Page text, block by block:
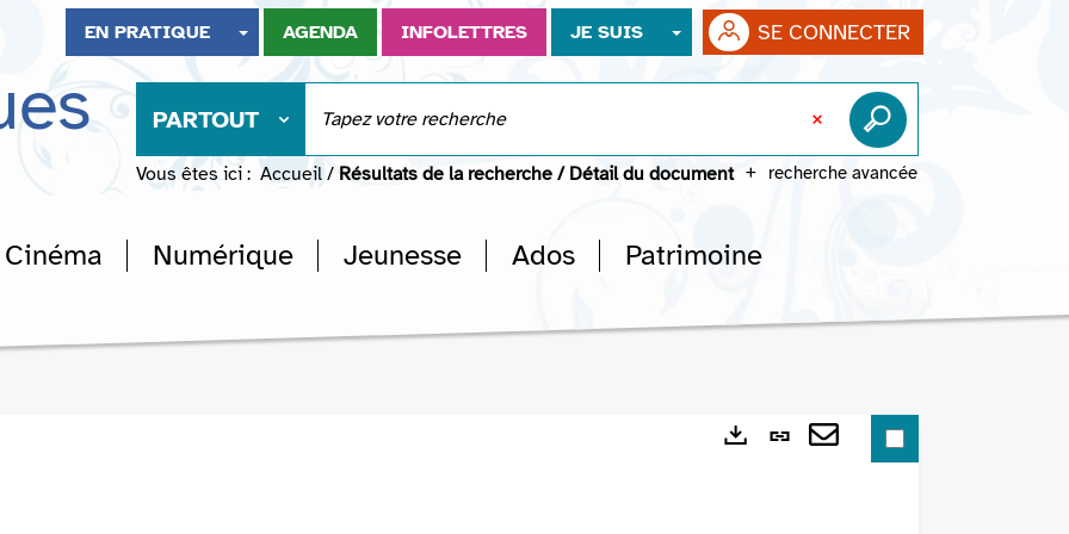
EN PRATIQUE AGENDA INFOLETTRES JE SUIS SE CONNECTER
PARTOUT
recherche avancée
Vous êtes ici : Accueil / Résultats de la recherche / Détail du document
Cinéma Numérique Jeunesse Ados Patrimoine
Lien